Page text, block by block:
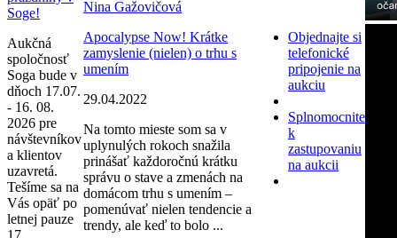
Soge!
Aukčná
spoločnosť
Soga bude v
dňoch 17.07.
- 16. 08.
2026 pre
návštevníkov
a klientov
uzavretá.
Tešíme sa na
Vás opäť po
letnej pauze
17.
Nina Gažovičová
Apocalypse Now! Krátke
zamyslenie (nielen) o trhu s
umením
29.04.2022
Na tomto mieste som sa v
uplynulých rokoch snažila
prinášať každoročnú krátku
správu o stave a zmenách na
domácom trhu s umením –
pomenúvať nielen tendencie a
trendy, ale keď to bolo ...
Objednajte si
telefonické
pripojenie na
aukciu
Splnomocnite
k
zastupovaniu
na aukcii